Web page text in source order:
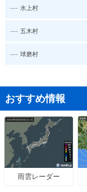
--- 水上村
--- 五木村
--- 球磨村
おすすめ情報
雨雲レーダー